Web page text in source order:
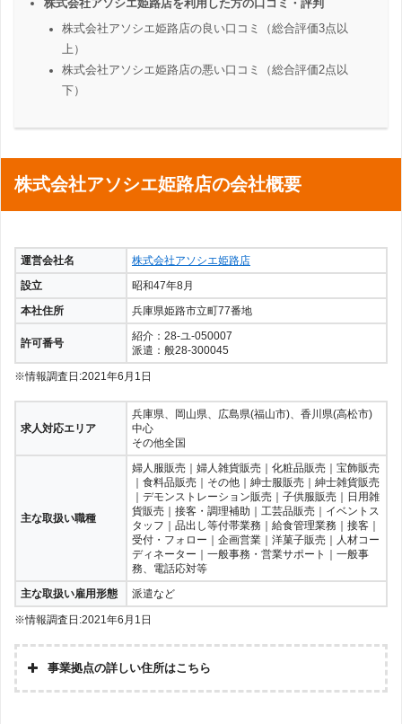
株式会社アソシエ姫路店を利用した方の口コミ・評判
株式会社アソシエ姫路店の良い口コミ（総合評価3点以
上）
株式会社アソシエ姫路店の悪い口コミ（総合評価2点以
下）
株式会社アソシエ姫路店の会社概要
運営会社名
株式会社アソシエ姫路店
設立
昭和47年8月
本社住所
兵庫県姫路市立町77番地
許可番号
紹介：28-ユ-050007
派遣：般28-300045
※情報調査日:2021年6月1日
求人対応エリア
兵庫県、岡山県、広島県(福山市)、香川県(高松市)
中心
その他全国
主な取扱い職種
婦人服販売｜婦人雑貨販売｜化粧品販売｜宝飾販売
｜食料品販売｜その他｜紳士服販売｜紳士雑貨販売
｜デモンストレーション販売｜子供服販売｜日用雑
貨販売｜接客・調理補助｜工芸品販売｜イベントス
タッフ｜品出し等付帯業務｜給食管理業務｜接客｜
受付・フォロー｜企画営業｜洋菓子販売｜人材コー
ディネーター｜一般事務・営業サポート｜一般事
務、電話応対等
主な取扱い雇用形態
派遣など
※情報調査日:2021年6月1日
事業拠点の詳しい住所はこちら
株式会社アソシエ姫路